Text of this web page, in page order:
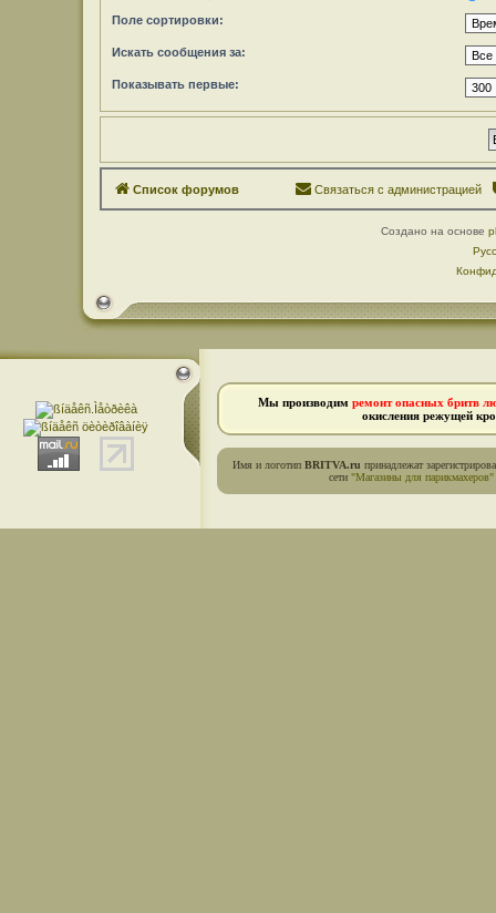
Поле сортировки:
Искать сообщения за:
Показывать первые:
Список форумов Связаться с администрацией
Создано на основе
Мы производим ремонт опасных бритв
окисления режущей
Имя и логотип BRITVA.ru принадлежат
сети "Магазины для парикмахеров"